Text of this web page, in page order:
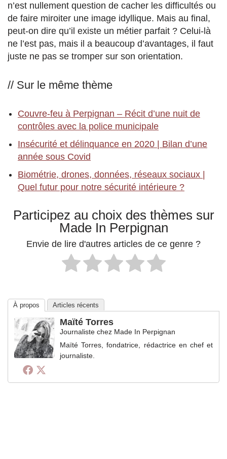
n’est nullement question de cacher les difficultés ou
de faire miroiter une image idyllique. Mais au final,
peut-on dire qu’il existe un métier parfait ? Celui-là
ne l’est pas, mais il a beaucoup d’avantages, il faut
juste ne pas se tromper sur son orientation.
// Sur le même thème
Couvre-feu à Perpignan – Récit d’une nuit de
contrôles avec la police municipale
Insécurité et délinquance en 2020 | Bilan d’une
année sous Covid
Biométrie, drones, données, réseaux sociaux |
Quel futur pour notre sécurité intérieure ?
Participez au choix des thèmes sur
Made In Perpignan
Envie de lire d'autres articles de ce genre ?
À propos Articles récents
Maïté Torres
Journaliste chez Made In Perpignan
Maïté Torres, fondatrice, rédactrice en chef et
journaliste.